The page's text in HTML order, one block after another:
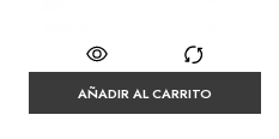
AÑADIR AL CARRITO